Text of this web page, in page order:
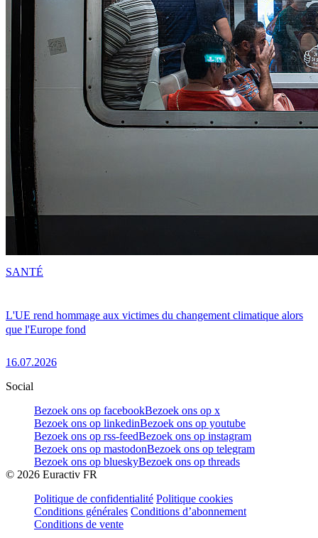
L'UE rend hommage aux victimes du changement climatique alors
que l'Europe fond
16.07.2026
SANTÉ
Social
Bezoek ons op facebookBezoek ons op x
Bezoek ons op linkedinBezoek ons op youtube
Bezoek ons op rss-feedBezoek ons op instagram
Bezoek ons op mastodonBezoek ons op telegram
Bezoek ons op blueskyBezoek ons op threads
© 2026 Euractiv FR
Politique de confidentialité Politique cookies
Conditions générales Conditions d’abonnement
Conditions de vente